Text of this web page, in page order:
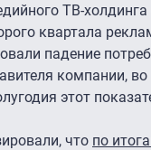
ТВ-
квартала
падение
компании,
этот
что по